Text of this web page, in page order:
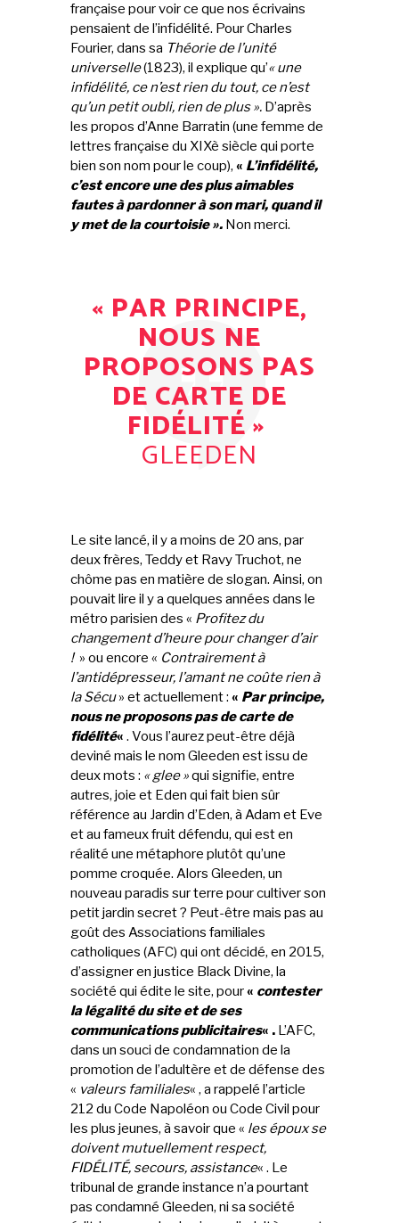
française pour voir ce que nos écrivains
pensaient de l’infidélité. Pour Charles
Fourier, dans sa Théorie de l’unité
universelle(1823), il explique qu’« une
infidélité, ce n’est rien du tout, ce n’est
qu’un petit oubli, rien de plus ». D’après
les propos d’Anne Barratin (une femme de
lettres française du XIXè siècle qui porte
bien son nom pour le coup), « L’infidélité,
c’est encore une des plus aimables
fautes à pardonner à son mari, quand il
y met de la courtoisie ». Non merci.
« PAR PRINCIPE,
NOUS NE
PROPOSONS PAS
DE CARTE DE
FIDÉLITÉ »
GLEEDEN
Le site lancé, il y a moins de 20 ans, par
deux frères, Teddy et Ravy Truchot, ne
chôme pas en matière de slogan. Ainsi, on
pouvait lire il y a quelques années dans le
métro parisien des « Profitez du
changement d’heure pour changer d’air
! » ou encore « Contrairement à
l’antidépresseur, l’amant ne coûte rien à
la Sécu» et actuellement : « Par principe,
nous ne proposons pas de carte de
fidélité« . Vous l’aurez peut-être déjà
deviné mais le nom Gleeden est issu de
deux mots : « glee »qui signifie, entre
autres, joie et Eden qui fait bien sûr
référence au Jardin d’Eden, à Adam et Eve
et au fameux fruit défendu, qui est en
réalité une métaphore plutôt qu’une
pomme croquée. Alors Gleeden, un
nouveau paradis sur terre pour cultiver son
petit jardin secret ? Peut-être mais pas au
goût des Associations familiales
catholiques (AFC) qui ont décidé, en 2015,
d’assigner en justice Black Divine, la
société qui édite le site, pour« contester
la légalité du site et de ses
communications publicitaires« . L’AFC,
dans un souci de condamnation de la
promotion de l’adultère et de défense des
« valeurs familiales« , a rappelé l’article
212 du Code Napoléon ou Code Civil pour
les plus jeunes, à savoir que « les époux se
doivent mutuellement respect,
FIDÉLITÉ, secours, assistance« . Le
tribunal de grande instance n’a pourtant
pas condamné Gleeden, ni sa société